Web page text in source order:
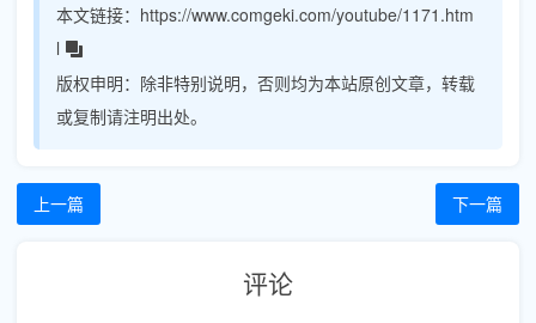
本文链接： https://www.comgeki.com/youtube/1171.htm
l
版权申明： 除非特别说明，否则均为本站原创文章，转载
或复制请注明出处。
上一篇 下一篇
评论